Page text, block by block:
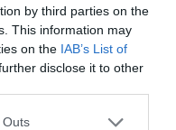
by third parties on the
This information may
on the IAB’s List of
disclose it to other
one or more Google
Outs